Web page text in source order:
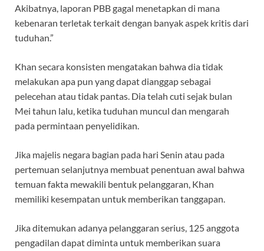
Akibatnya, laporan PBB gagal menetapkan di mana
kebenaran terletak terkait dengan banyak aspek kritis dari
tuduhan.”
Khan secara konsisten mengatakan bahwa dia tidak
melakukan apa pun yang dapat dianggap sebagai
pelecehan atau tidak pantas. Dia telah cuti sejak bulan
Mei tahun lalu, ketika tuduhan muncul dan mengarah
pada permintaan penyelidikan.
Jika majelis negara bagian pada hari Senin atau pada
pertemuan selanjutnya membuat penentuan awal bahwa
temuan fakta mewakili bentuk pelanggaran, Khan
memiliki kesempatan untuk memberikan tanggapan.
Jika ditemukan adanya pelanggaran serius, 125 anggota
pengadilan dapat diminta untuk memberikan suara